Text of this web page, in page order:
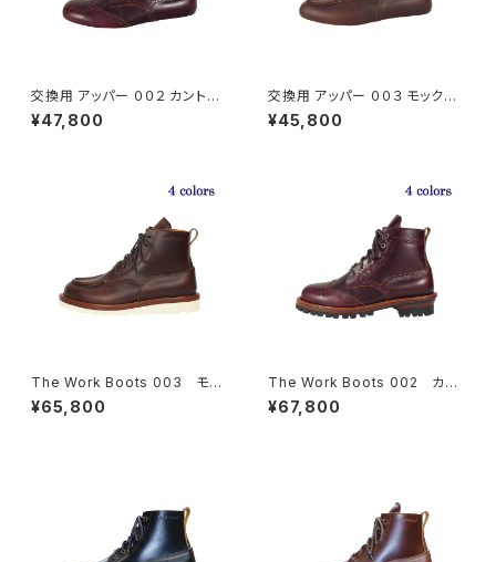
交換用 アッパー ００２ カントリ
ーブーツ『The Work Boots』
¥47,800
交換用 アッパー ００３ モックト
ゥ『The Work Boots』
¥45,800
The Work Boots 003 モッ
クトゥ クロムエクセルレザ
ー ４colors
¥65,800
The Work Boots 002 カン
トリーブーツ クロムエクセル
レザー ４colors
¥67,800